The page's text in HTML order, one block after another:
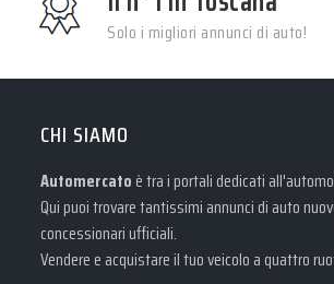
Solo i migliori annunci di auto!
CHI SIAMO
Automercato è tra i portali dedicati
Qui puoi trovare tantissimi annunci di auto
concessionari ufficiali.
Vendere e acquistare il tuo veicolo a quattro